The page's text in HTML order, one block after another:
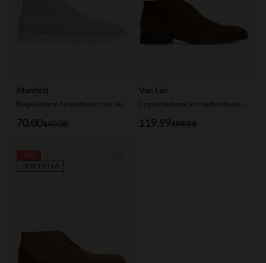
Manfield
140.00
70.00
Van Lier
199.98
119.99
-10% EXTRA